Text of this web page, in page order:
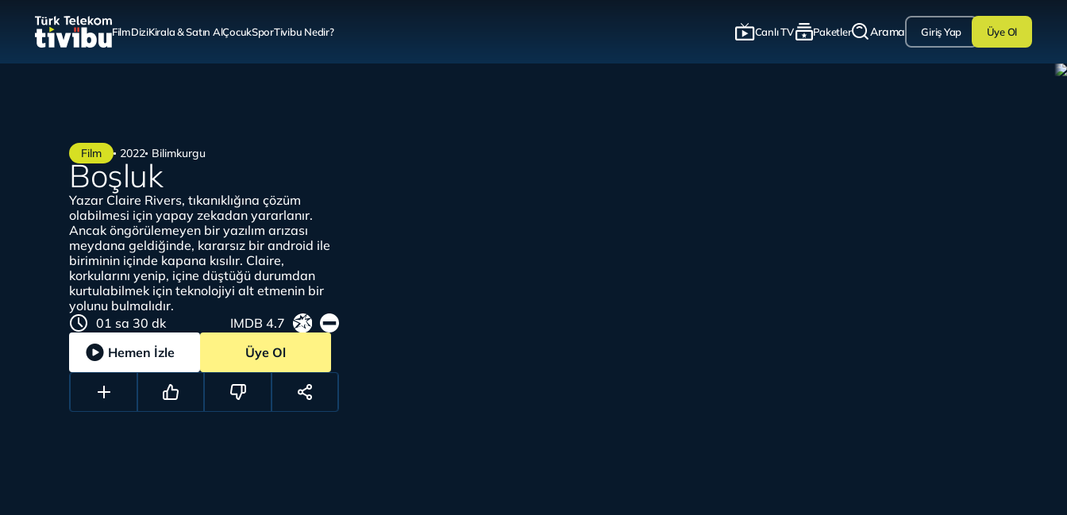
FilmDiziKirala & Satın AlÇocukSporTivibu Nedir? Canlı TV Paketler Arama Giriş Yap Üye Ol
Film 2022 Bilimkurgu
Boşluk
Yazar Claire Rivers, tıkanıklığına çözüm
olabilmesi için yapay zekadan yararlanır.
Ancak öngörülemeyen bir yazılım arızası
meydana geldiğinde, kararsız bir android ile
biriminin içinde kapana kısılır. Claire,
korkularını yenip, içine düştüğü durumdan
kurtulabilmek için teknolojiyi alt etmenin bir
yolunu bulmalıdır.
01 sa 30 dk
IMDB 4.7
Hemen İzle
Üye Ol